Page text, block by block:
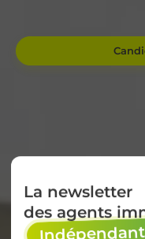
La newsletter
des agents